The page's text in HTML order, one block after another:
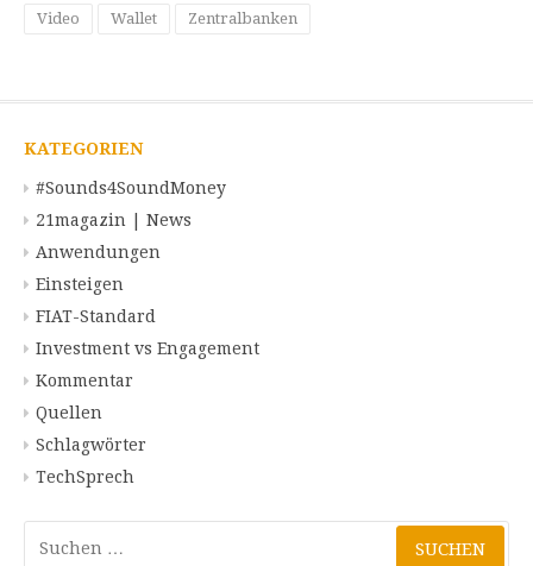
Video Wallet Zentralbanken
KATEGORIEN
#Sounds4SoundMoney
21magazin | News
Anwendungen
Einsteigen
FIAT-Standard
Investment vs Engagement
Kommentar
Quellen
Schlagwörter
TechSprech
nach: